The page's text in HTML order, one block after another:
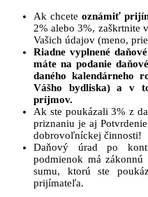
Ak chcete oznámiť
2% alebo 3%, zaškrtnite
Vašich údajov (meno,
Riadne vyplnené
máte na podanie
daného kalendárneho
Vášho bydliska) a v
príjmov.
Ak ste poukázali 3% z
priznaniu je aj
dobrovoľníckej činnosti!
Daňový úrad po
podmienok má
sumu, ktorú ste
prijímateľa.